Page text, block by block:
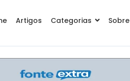
Artigos Categorias Sobre